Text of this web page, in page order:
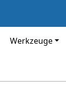
Werkzeuge